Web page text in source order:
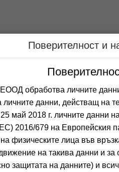
до-35%настаняване от 06.09 до
Поверителност и
обработва личните данни
личните данни, действащ на
май 2018 г. личните данни
2016/679 на Европейския
физическите лица във
на такива данни и
защитата на данните) и